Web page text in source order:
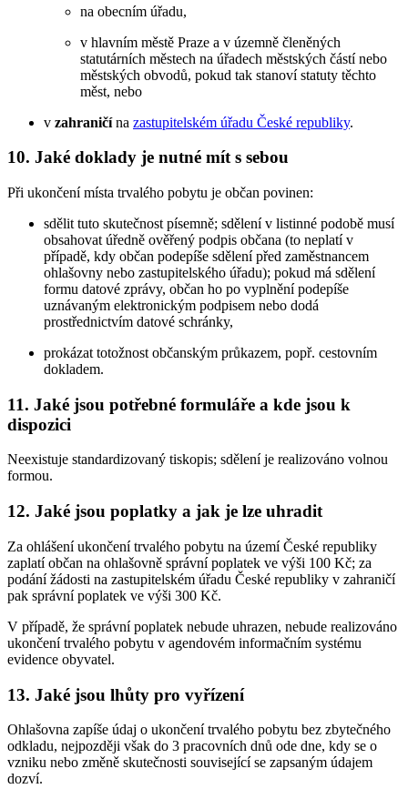
na obecním úřadu,
v hlavním městě Praze a v územně členěných
statutárních městech na úřadech městských částí nebo
městských obvodů, pokud tak stanoví statuty těchto
měst, nebo
v zahraničína zastupitelském úřadu České republiky.
10. Jaké doklady je nutné mít s sebou
Při ukončení místa trvalého pobytu je občan povinen:
sdělit tuto skutečnost písemně; sdělení v listinné podobě musí
obsahovat úředně ověřený podpis občana (to neplatí v
případě, kdy občan podepíše sdělení před zaměstnancem
ohlašovny nebo zastupitelského úřadu); pokud má sdělení
formu datové zprávy, občan ho po vyplnění podepíše
uznávaným elektronickým podpisem nebo dodá
prostřednictvím datové schránky,
prokázat totožnost občanským průkazem, popř. cestovním
dokladem.
11. Jaké jsou potřebné formuláře a kde jsou k
dispozici
Neexistuje standardizovaný tiskopis; sdělení je realizováno volnou
formou.
12. Jaké jsou poplatky a jak je lze uhradit
Za ohlášení ukončení trvalého pobytu na území České republiky
zaplatí občan na ohlašovně správní poplatek ve výši 100 Kč; za
podání žádosti na zastupitelském úřadu České republiky v zahraničí
pak správní poplatek ve výši 300 Kč.
V případě, že správní poplatek nebude uhrazen, nebude realizováno
ukončení trvalého pobytu v agendovém informačním systému
evidence obyvatel.
13. Jaké jsou lhůty pro vyřízení
Ohlašovna zapíše údaj o ukončení trvalého pobytu bez zbytečného
odkladu, nejpozději však do 3 pracovních dnů ode dne, kdy se o
vzniku nebo změně skutečnosti související se zapsaným údajem
dozví.